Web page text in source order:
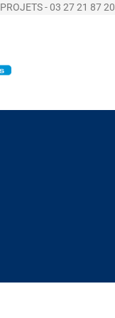
- 03 27 21 87 20